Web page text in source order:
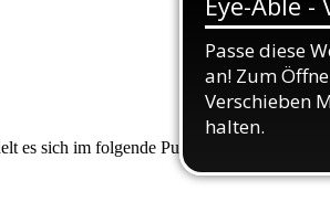
es sich im folgende Punkte, die wir Ihnen